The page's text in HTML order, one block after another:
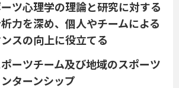
ツ心理学の理論と研究に対する
力を深め、個人やチームによる
スの向上に役立てる
ーツチーム及び地域のスポーツ
ターンシップ